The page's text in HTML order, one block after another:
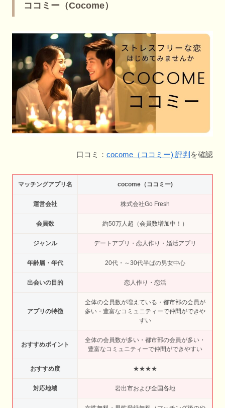
ココミー（Cocome）
口コミ： cocome（ココミー) 評判 を確認
マッチングアプリ名 cocome（ココミー)
運営会社 株式会社Go Fresh
会員数 約50万人超（会員数増加中！）
ジャンル デートアプリ・恋人作り・婚活アプリ
年齢層・年代 20代・～30代半ばの男女中心
出会いの目的 恋人作り・恋活
アプリの特徴
全体の会員数が増えている・都市部の会員が
多い・豊富なコミュニティーで仲間ができや
すい
おすすめポイント
全体の会員数が多い・都市部の会員が多い・
豊富なコミュニティーで仲間ができやすい
おすすめ度 ★★★★
対応地域 岩出市および全国各地